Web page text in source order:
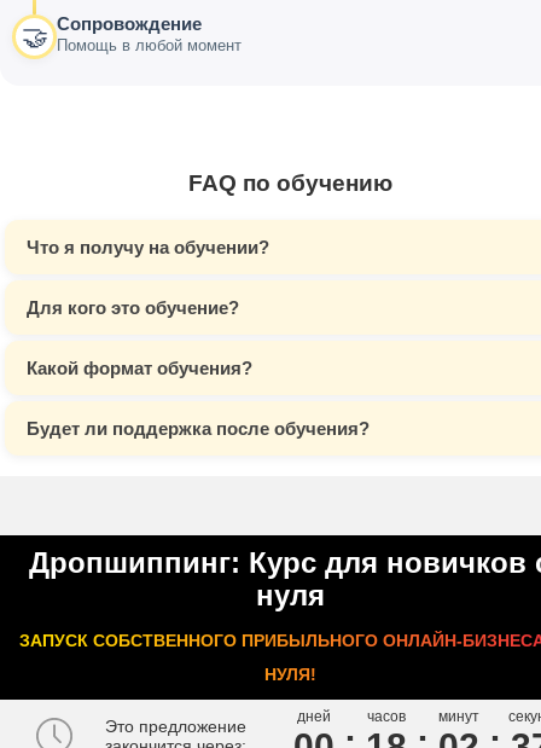
🤝 Сопровождение
Помощь в любой момент
FAQ по обучению
Что я получу на обучении?
Для кого это обучение?
Какой формат обучения?
Будет ли поддержка после обучения?
Дропшиппинг: Курс для новичков
нуля
ЗАПУСК СОБСТВЕННОГО ПРИБЫЛЬНОГО ОНЛАЙН-
НУЛЯ!
Это предложение
дней часов минут